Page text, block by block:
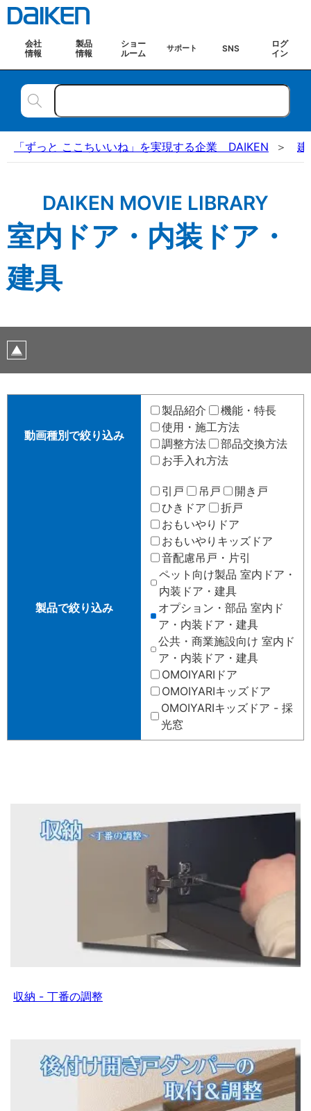
会社
情報
製品
情報
ショー
ルーム
サポート SNS
ログ
イン
「ずっと ここちいいね」を実現する企業 DAIKEN 建
DAIKEN MOVIE LIBRARY
室内ドア・内装ドア・
建具
動画種別で絞り込み
製品紹介
機能・特長
使用・施工方法
調整方法
部品交換方法
お手入れ方法
製品で絞り込み
引戸 吊戸
開き戸
ひきドア
折戸
おもいやりドア
おもいやりキッズドア
音配慮吊戸・片引
ペット向け製品 室内ドア・
内装ドア・建具
オプション・部品 室内ド
ア・内装ドア・建具
公共・商業施設向け 室内ド
ア・内装ドア・建具
OMOIYARIドア
OMOIYARIキッズドア
OMOIYARIキッズドア - 採
光窓
収納 - 丁番の調整